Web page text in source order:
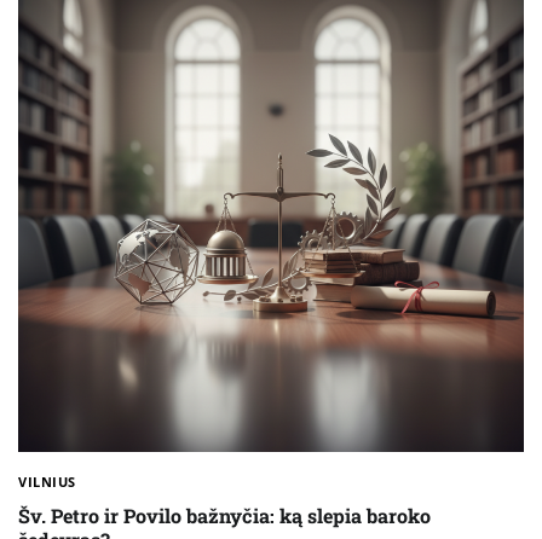
VILNIUS
Šv. Petro ir Povilo bažnyčia: ką slepia baroko